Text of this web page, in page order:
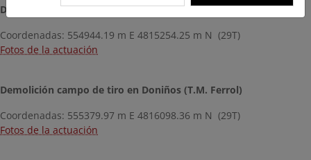
Demolición edificación en la playa de Doniños (T.M. Ferrol)
Coordenadas: 554944.19 m E 4815254.25 m N (29T)
Fotos de la actuación
Demolición campo de tiro en Doniños (T.M. Ferrol)
Coordenadas: 555379.97 m E 4816098.36 m N (29T)
Fotos de la actuación